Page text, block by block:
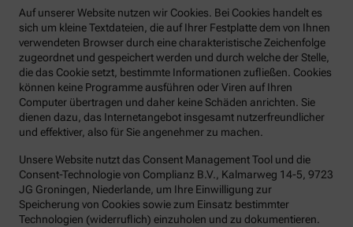
Auf unserer Website nutzen wir Cookies. Bei Cookies handelt es
sich um kleine Textdateien, die auf Ihrer Festplatte dem von Ihnen
verwendeten Browser durch eine charakteristische Zeichenfolge
zugeordnet und gespeichert werden und durch welche der Stelle,
die das Cookie setzt, bestimmte Informationen zufließen. Cookies
können keine Programme ausführen oder Viren auf Ihren
Computer übertragen und daher keine Schäden anrichten. Sie
dienen dazu, das Internetangebot insgesamt nutzerfreundlicher
und effektiver, also für Sie angenehmer zu machen.
Unsere Website nutzt das Consent Management Tool und die
Consent-Technologie von Complianz B.V., Kalmarweg 14-5, 9723
JG Groningen, Niederlande, um Ihre Einwilligung zur
Speicherung von Cookies sowie zum Einsatz bestimmter
Technologien (widerruflich) einzuholen und zu dokumentieren.